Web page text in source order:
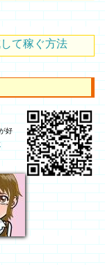
て稼ぐ方法
好